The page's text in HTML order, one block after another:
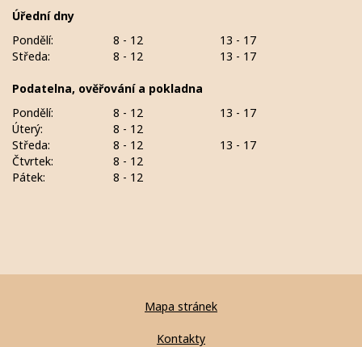
Úřední dny
Pondělí:
8 - 12
13 - 17
Středa:
8 - 12 13 - 17
Podatelna, ověřování a pokladna
Pondělí:
8 - 12
13 - 17
Úterý:
8 - 12
Středa:
8 - 12
13 - 17
Čtvrtek:
8 - 12
Pátek:
8 - 12
Mapa stránek
Kontakty